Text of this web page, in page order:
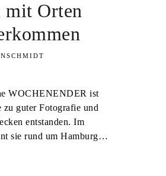
mit Orten
WOCHENENDER ist
zu guter Fotografie und
entstanden. Im
sie rund um Hamburg…